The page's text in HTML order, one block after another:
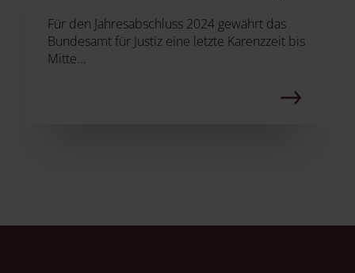
Für den Jahresabschluss 2024 gewährt das
Bundesamt für Justiz eine letzte Karenzzeit bis
Mitte...